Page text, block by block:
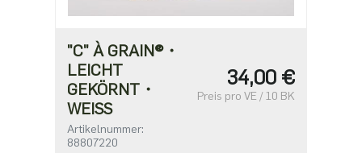
"C" À GRAIN®・
LEICHT
GEKÖRNT・
WEISS
Artikelnummer:
88807220
34,00 €
Preis pro VE / 10 BK